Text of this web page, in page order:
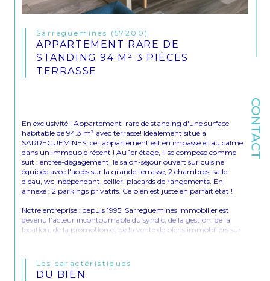
CONTACT
Sarreguemines (57200)
APPARTEMENT RARE DE
STANDING 94 M² 3 PIÈCES
TERRASSE
En exclusivité ! Appartement  rare de standing d'une surface
habitable de 94.3 m² avec terrasse! Idéalement situé à
SARREGUEMINES, cet appartement est en impasse et au calme
dans un immeuble récent ! Au 1er étage, il se compose comme
suit : entrée-dégagement, le salon-séjour ouvert sur cuisine
équipée avec l'accès sur la grande terrasse, 2 chambres, salle
d'eau, wc indépendant, cellier, placards de rangements. En
annexe : 2 parkings privatifs. Ce bien est juste en parfait état !
Notre entreprise : depuis 1995, Sarreguemines Immobilier est
devenu l’acteur incontournable du syndic, de la gestion, de la
location, de la promotion et de la vente de biens immobiliers sur
commercial Hilmi OZMEN est à votre écoute au
Estimation offerte en cas de vente !
Les caractéristiques
DU BIEN